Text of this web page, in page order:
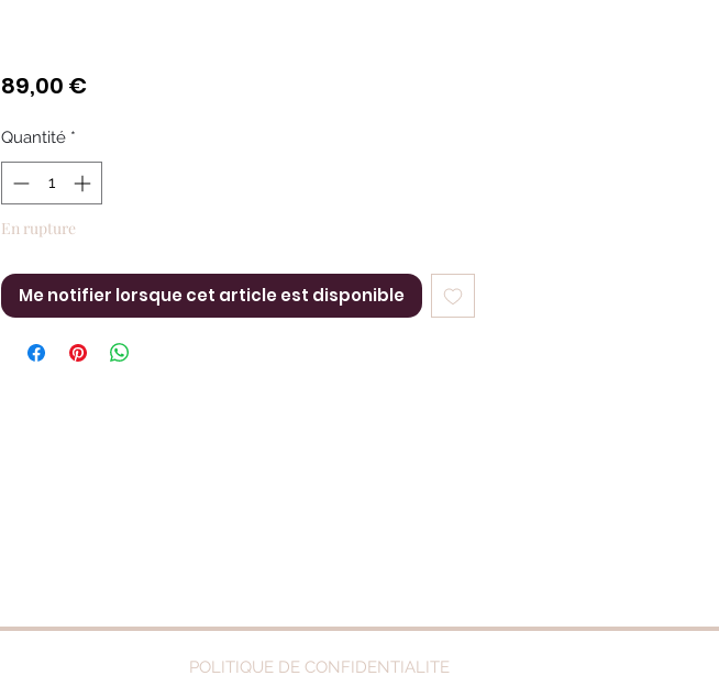
89,00 €Prix
Quantité *
En rupture
Me notifier lorsque cet article est disponible
POLITIQUE DE CONFIDENTIALITE